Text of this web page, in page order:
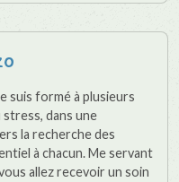
suis formé à plusieurs
stress, dans une
la recherche des
à chacun. Me servant
allez recevoir un soin